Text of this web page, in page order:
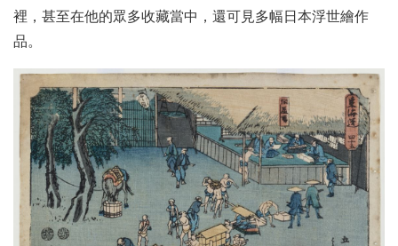
裡，甚至在他的眾多收藏當中，還可見多幅日本浮世繪作
品。